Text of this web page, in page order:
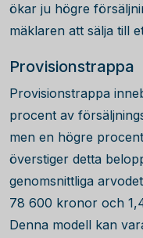
ökar ju högre
mäklaren att sälja till
Provisionstrappa
Provisionstrappa
procent av
men en högre
överstiger detta
genomsnittliga
78 600 kronor och
Denna modell kan